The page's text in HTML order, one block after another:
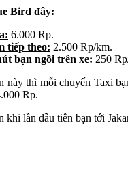
Bird đây:
6.000 Rp.
tiếp theo: 2.500 Rp/km.
bạn ngồi trên xe: 250
này thì mỗi chuyến Taxi
Rp.
khi lần đầu tiên bạn tới